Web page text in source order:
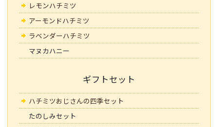
レモンハチミツ
アーモンドハチミツ
ラベンダーハチミツ
マヌカハニー
ギフトセット
ハチミツおじさんの四季セット
たのしみセット